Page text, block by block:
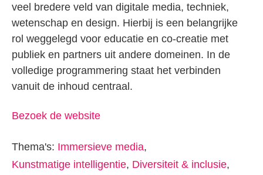
veel bredere veld van digitale media, techniek,
wetenschap en design. Hierbij is een belangrijke
rol weggelegd voor educatie en co-creatie met
publiek en partners uit andere domeinen. In de
volledige programmering staat het verbinden
vanuit de inhoud centraal.
Bezoek de website
Thema's: Immersieve media,
Kunstmatige intelligentie, Diversiteit & inclusie,